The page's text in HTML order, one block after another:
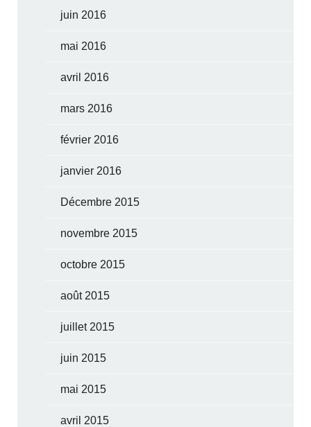
juin 2016
mai 2016
avril 2016
mars 2016
février 2016
janvier 2016
Décembre 2015
novembre 2015
octobre 2015
août 2015
juillet 2015
juin 2015
mai 2015
avril 2015